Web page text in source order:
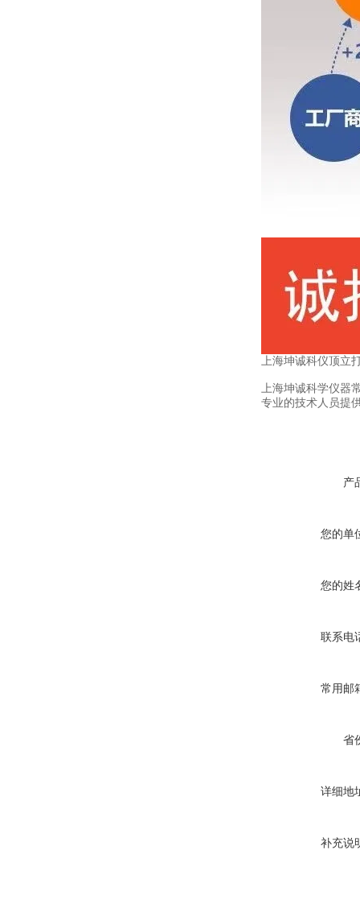
上海坤诚科仪顶立
上海坤诚科学仪器
专业的技术人员提
产
您的单
您的姓
联系电
常用邮
省
详细地
补充说